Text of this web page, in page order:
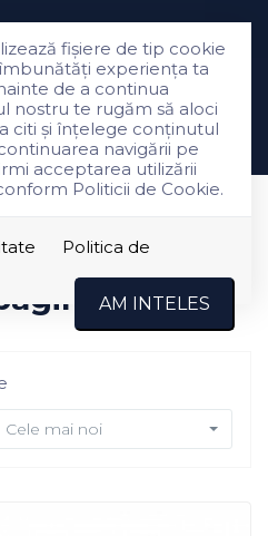
fişiere de tip cookie
experiența ta
de a continua
nostru te rugăm să aloci
citi și înțelege conținutul
navigării pe
acceptarea utilizării
Politicii de Cookie.
Politica de
AM INTELES
in
11
Cele mai noi